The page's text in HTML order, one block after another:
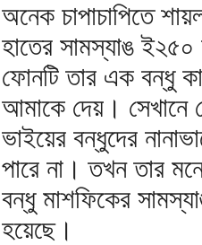
অনেক চাপাচাপিতে
হাতের সামস্যাঙ
ফোনটি তার এক বন্ধু
আমাকে দেয়। সেখানে
ভাইয়ের বন্ধুদের
পারে না। তখন তার
বন্ধু মাশফিকের
হয়েছে।